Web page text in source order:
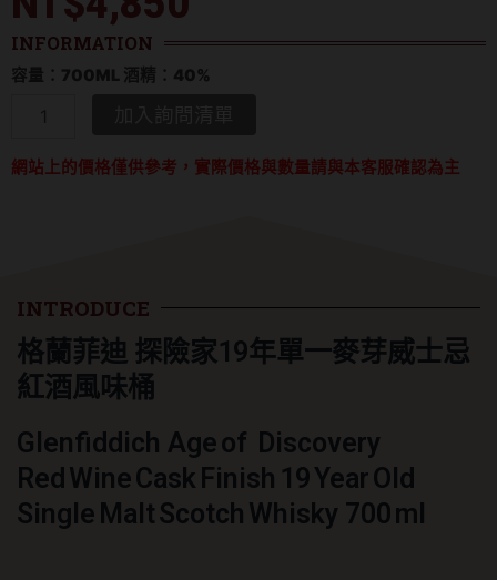
INFORMATION
容量：700ML 酒精：40%
迪
單
麥
芽
威
忌
紅
酒
風
味
網站上的價格僅供參考，實際價格與數量請與本客服確認為主
INTRODUCE
格蘭菲迪 探險家19年單一麥芽威士忌
紅酒風味桶
Glenfiddich Age of Discovery
Red Wine Cask Finish 19 Year Old
Single Malt Scotch Whisky 700 ml